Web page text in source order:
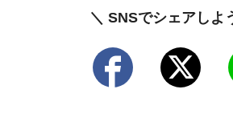
＼ SNSでシェアしよ